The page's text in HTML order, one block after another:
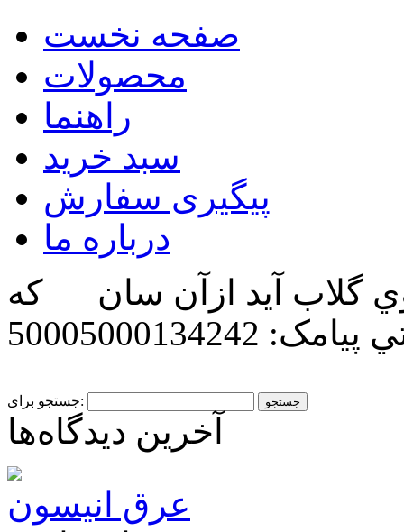
صفحه نخست
محصولات
راهنما
سبد خرید
پیگیری سفارش
درباره ما
گلاب آيد ازآن سان كه
پیامک: 50005000134242
جستجو برای:
آخرین دیدگاه‌ها
عرق انیسون